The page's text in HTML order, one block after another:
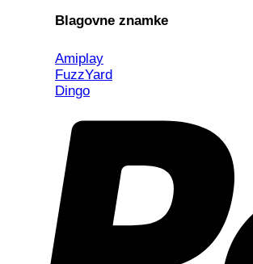
Blagovne znamke
Amiplay
FuzzYard
Dingo